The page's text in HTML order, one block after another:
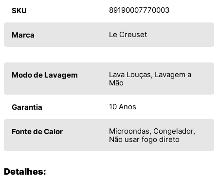
SKU 89190007770003
Marca Le Creuset
Modo de Lavagem
Lava Louças, Lavagem a
Mão
Garantia 10 Anos
Fonte de Calor
Microondas, Congelador,
Não usar fogo direto
Detalhes: